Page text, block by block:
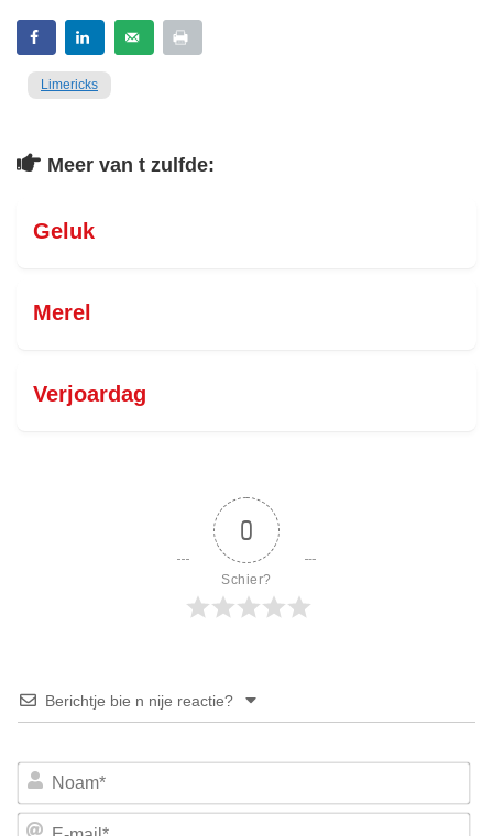
Limericks
Meer van t zulfde:
Geluk
Merel
Verjoardag
0
Schier?
Berichtje bie n nije reactie?
E-